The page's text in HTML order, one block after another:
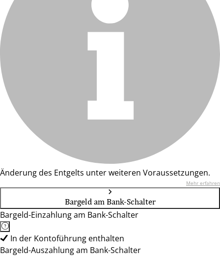
Änderung des Entgelts unter weiteren Voraussetzungen.
Mehr erfahren
Bargeld am Bank-Schalter
Bargeld-Einzahlung am Bank-Schalter
In der Kontoführung enthalten
Bargeld-Auszahlung am Bank-Schalter